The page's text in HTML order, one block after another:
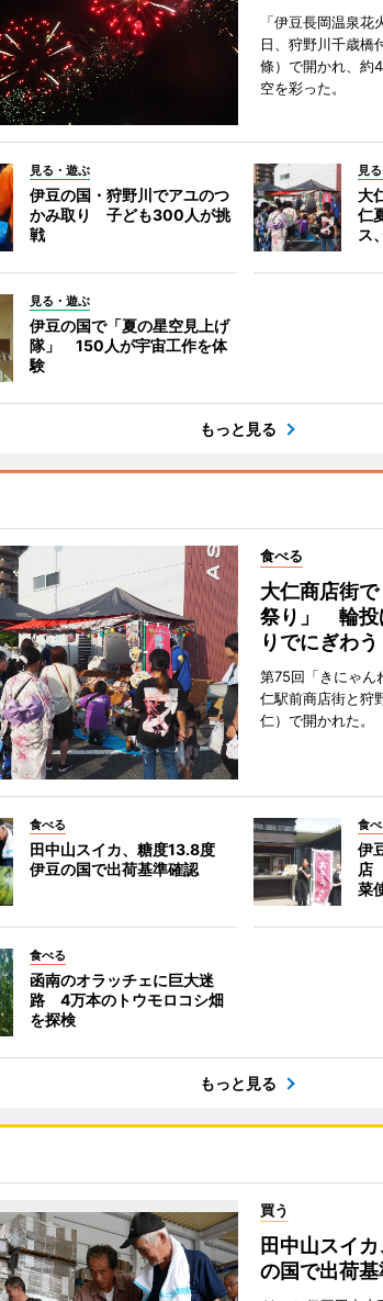
「伊豆長岡温泉
日、狩野川千歳橋
條）で開かれ、約
空を彩った。
見る・遊ぶ
伊豆の国・狩野川でアユのつ
かみ取り 子ども300人が挑
戦
見
大
仁
ス
見る・遊ぶ
伊豆の国で「夏の星空見上げ
隊」 150人が宇宙工作を体
験
もっと見る
食べる
大仁商店街
祭り」 輪投
りでにぎわう
第75回「きにゃん
仁駅前商店街と狩
仁）で開かれた。
食べる
田中山スイカ、糖度13.8度
伊豆の国で出荷基準確認
食
伊
店
菜
食べる
函南のオラッチェに巨大迷
路 4万本のトウモロコシ畑
を探検
もっと見る
買う
田中山スイ
の国で出荷